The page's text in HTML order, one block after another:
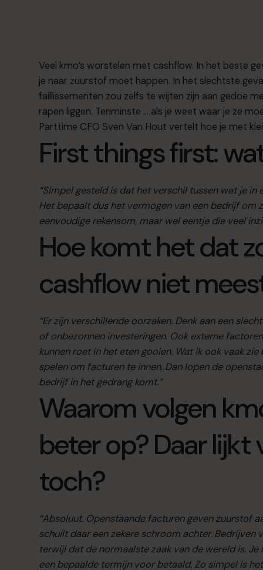
Veel kmo’s worstelen met cashflow. In het beste
je naar zuurstof moet happen. In het slechtste
faillissementen zou zelfs te wijten zijn aan gedoe
rapen liggen. Tenminste … als je weet waar je ze
Parttime CFO Sven Van Hout vertelt hoe je met
First things first:
“Simpel gesteld is dat het verschil tussen wat je
Het bepaalt dus het vermogen van een bedrijf om
eenvoudige rekensom, maar wel eentje die veel
Hoe komt het dat
cashflow niet
“Er zijn verschillende oorzaken. Denk aan een
of onbezonnen investeringen. Ook externe
kunnen roet in het eten gooien. Wat ik ook vaak
spelen om facturen te innen. Dan lopen de
bedrijf in het gedrang komt.”
Waarom volgen
beter op? Daar lijkt
toch?
“Absoluut. Openstaande facturen geven zuurstof
schuilt daar een zekere schroom achter. Bedrijven
terwijl dat de normaalste zaak van de wereld is.
een bepaalde termijn voor betaald. Zo simpel is